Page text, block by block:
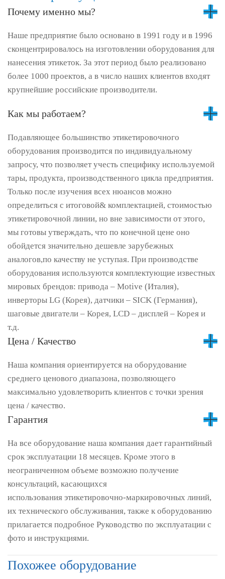
Почему именно мы?
Наше предприятие было основано в 1991 году и в 1996
сконцентрировалось на изготовлении оборудования для
нанесения этикеток. За этот период было реализовано
более 1000 проектов, а в число наших клиентов входят
крупнейшие российские производители.
Как мы работаем?
Подавляющее большинство этикетировочного
оборудования производится по индивидуальному
запросу, что позволяет учесть специфику используемой
тары, продукта, производственного цикла предприятия.
Только после изучения всех нюансов можно
определиться с итоговой& комплектацией, стоимостью
этикетировочной линии, но вне зависимости от этого,
мы готовы утверждать, что по конечной цене оно
обойдется значительно дешевле зарубежных
аналогов,по качеству не уступая. При производстве
оборудования используются комплектующие известных
мировых брендов: привода – Motive (Италия),
инверторы LG (Корея), датчики – SICK (Германия),
шаговые двигатели – Корея, LCD – дисплей – Корея и
т.д.
Цена / Качество
Наша компания ориентируется на оборудование
среднего ценового диапазона, позволяющего
максимально удовлетворить клиентов с точки зрения
цена / качество.
Гарантия
На все оборудование наша компания дает гарантийный
срок эксплуатации 18 месяцев. Кроме этого в
неограниченном объеме возможно получение
консультаций, касающихся
использования этикетировочно-маркировочных линий,
их технического обслуживания, также к оборудованию
прилагается подробное Руководство по эксплуатации с
фото и инструкциями.
Похожее оборудование